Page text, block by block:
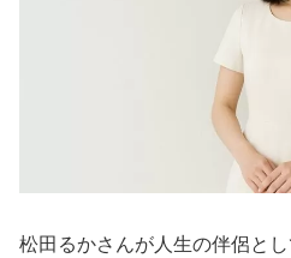
松田るかさんが人生の伴侶と